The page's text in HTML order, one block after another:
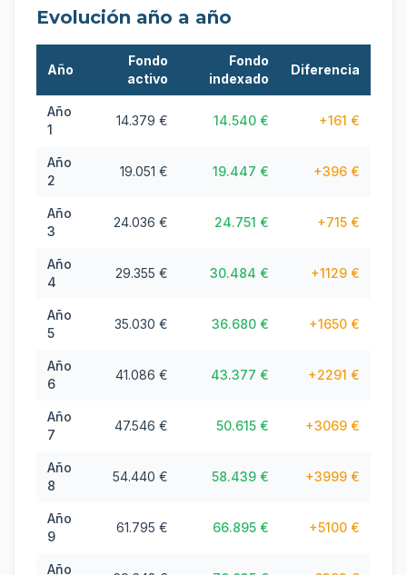
Evolución año a año
Año
Fondo
activo
Fondo
indexado
Diferencia
Año
1
14.379 € 14.540 € +161 €
Año
2
19.051 € 19.447 € +396 €
Año
3
24.036 € 24.751 € +715 €
Año
4
29.355 € 30.484 € +1129 €
Año
5
35.030 € 36.680 € +1650 €
Año
6
41.086 € 43.377 € +2291 €
Año
7
47.546 € 50.615 € +3069 €
Año
8
54.440 € 58.439 € +3999 €
Año
9
61.795 € 66.895 € +5100 €
Año